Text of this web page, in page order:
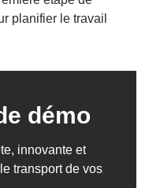
planifier le travail
démo
innovante et
transport de vos